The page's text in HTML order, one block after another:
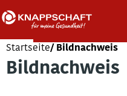
Startseite Bildnachweis
Bildnachweis